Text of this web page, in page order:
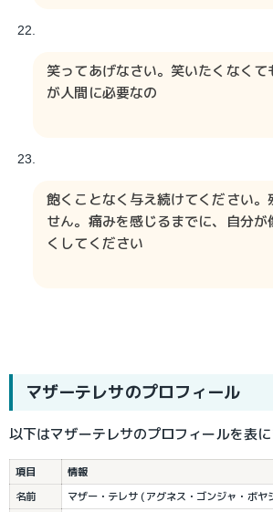
笑ってあげなさい。笑いたくなく
が人間に必要なの
飽くことなく与え続けてください。
せん。痛みを感じるまでに、自分が
くしてください
マザーテレサのプロフィール
以下はマザーテレサのプロフィールを表
項目
情報
名前
マザー・テレサ (アグネス・ゴンジャ・ボヤ